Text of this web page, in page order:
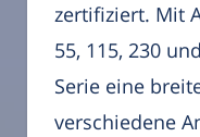
zertifiziert. Mit
55, 115, 230
Serie eine
verschiedene